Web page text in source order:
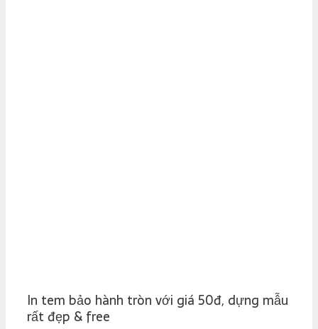
In tem bảo hành tròn với giá 50đ, dựng mẫu
rất đẹp & free